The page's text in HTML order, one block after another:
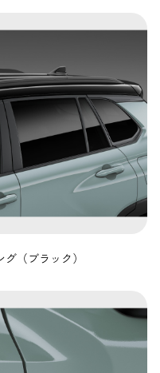
（ブラック）